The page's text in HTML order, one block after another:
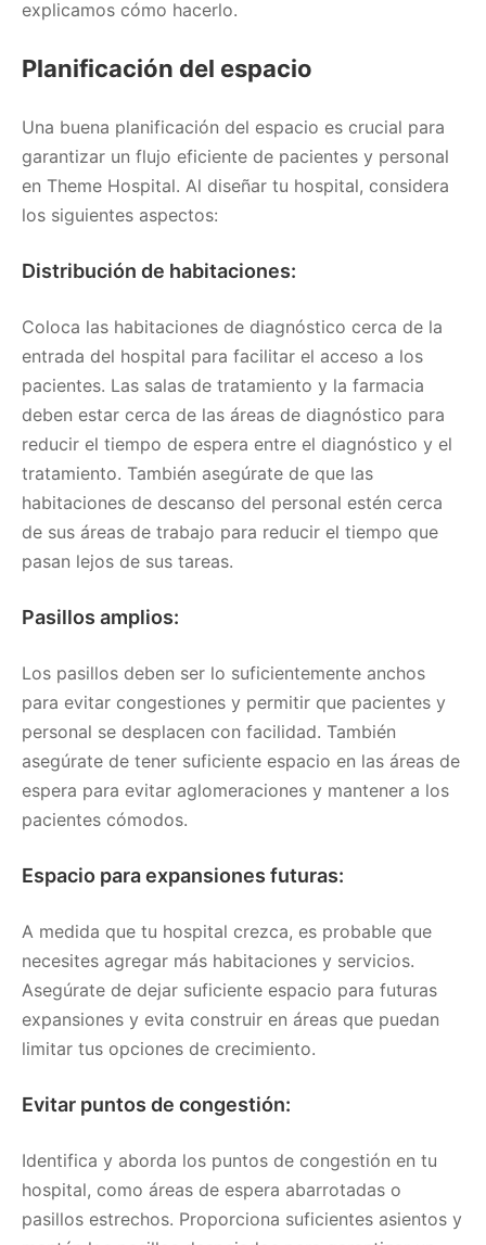
explicamos cómo hacerlo.
Planificación del espacio
Una buena planificación del espacio es crucial para
garantizar un flujo eficiente de pacientes y personal
en Theme Hospital. Al diseñar tu hospital, considera
los siguientes aspectos:
Distribución de habitaciones:
Coloca las habitaciones de diagnóstico cerca de la
entrada del hospital para facilitar el acceso a los
pacientes. Las salas de tratamiento y la farmacia
deben estar cerca de las áreas de diagnóstico para
reducir el tiempo de espera entre el diagnóstico y el
tratamiento. También asegúrate de que las
habitaciones de descanso del personal estén cerca
de sus áreas de trabajo para reducir el tiempo que
pasan lejos de sus tareas.
Pasillos amplios:
Los pasillos deben ser lo suficientemente anchos
para evitar congestiones y permitir que pacientes y
personal se desplacen con facilidad. También
asegúrate de tener suficiente espacio en las áreas de
espera para evitar aglomeraciones y mantener a los
pacientes cómodos.
Espacio para expansiones futuras:
A medida que tu hospital crezca, es probable que
necesites agregar más habitaciones y servicios.
Asegúrate de dejar suficiente espacio para futuras
expansiones y evita construir en áreas que puedan
limitar tus opciones de crecimiento.
Evitar puntos de congestión:
Identifica y aborda los puntos de congestión en tu
hospital, como áreas de espera abarrotadas o
pasillos estrechos. Proporciona suficientes asientos y